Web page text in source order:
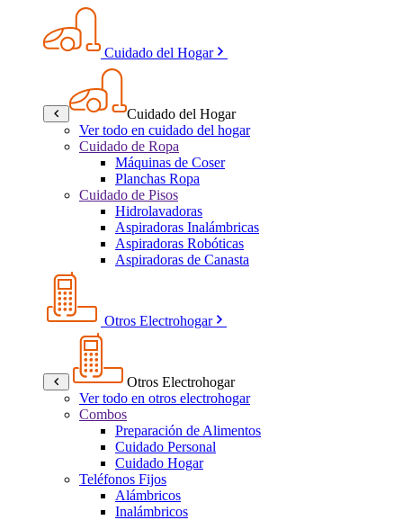
Cuidado del Hogar
Cuidado del Hogar
Ver todo en cuidado del hogar
Cuidado de Ropa
Máquinas de Coser
Planchas Ropa
Cuidado de Pisos
Hidrolavadoras
Aspiradoras Inalámbricas
Aspiradoras Robóticas
Aspiradoras de Canasta
Otros Electrohogar
Otros Electrohogar
Ver todo en otros electrohogar
Combos
Preparación de Alimentos
Cuidado Personal
Cuidado Hogar
Teléfonos Fijos
Alámbricos
Inalámbricos